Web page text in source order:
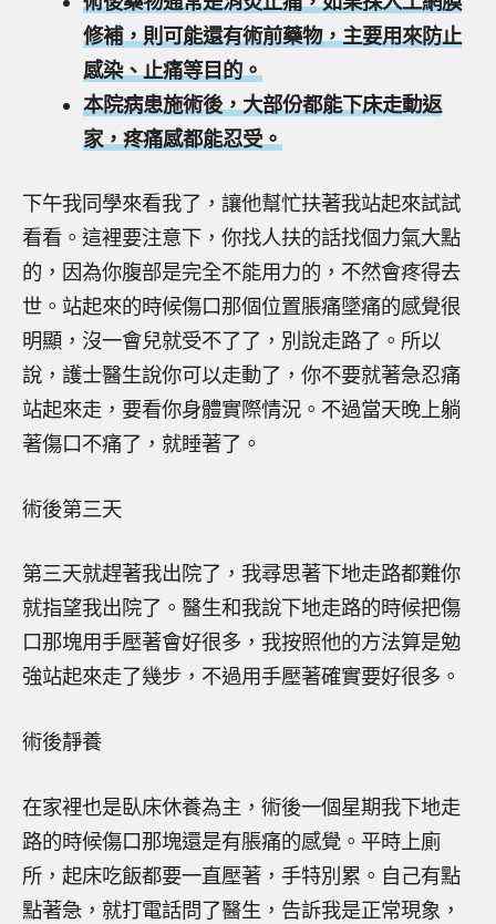
修補，則可能還有術前藥物，主要用來防止
感染、止痛等目的。
本院病患施術後，大部份都能下床走動返
家，疼痛感都能忍受。
下午我同學來看我了，讓他幫忙扶著我站起來試試
看看。這裡要注意下，你找人扶的話找個力氣大點
的，因為你腹部是完全不能用力的，不然會疼得去
世。站起來的時候傷口那個位置脹痛墜痛的感覺很
明顯，沒一會兒就受不了了，別說走路了。所以
說，護士醫生說你可以走動了，你不要就著急忍痛
站起來走，要看你身體實際情況。不過當天晚上躺
著傷口不痛了，就睡著了。
術後第三天
第三天就趕著我出院了，我尋思著下地走路都難你
就指望我出院了。醫生和我說下地走路的時候把傷
口那塊用手壓著會好很多，我按照他的方法算是勉
強站起來走了幾步，不過用手壓著確實要好很多。
術後靜養
在家裡也是臥床休養為主，術後一個星期我下地走
路的時候傷口那塊還是有脹痛的感覺。平時上廁
所，起床吃飯都要一直壓著，手特別累。自己有點
點著急，就打電話問了醫生，告訴我是正常現象，